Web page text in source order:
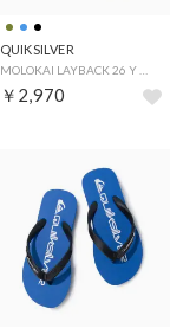
QUIKSILVER
￥2,970